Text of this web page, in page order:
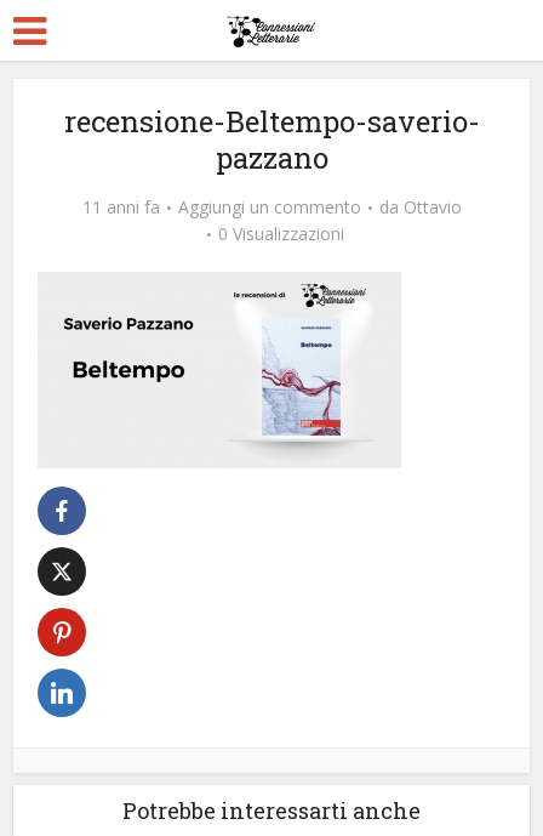
recensione-Beltempo-saverio-
pazzano
11 anni fa Aggiungi un commento da Ottavio
0 Visualizzazioni
Potrebbe interessarti anche